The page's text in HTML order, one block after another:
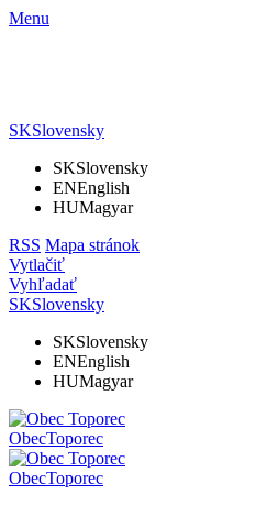
Menu
SKSlovensky
SKSlovensky
ENEnglish
HUMagyar
RSS Mapa stránok
Vytlačiť
Vyhľadať
SKSlovensky
SKSlovensky
ENEnglish
HUMagyar
ObecToporec
ObecToporec